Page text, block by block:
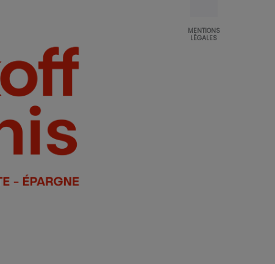
MENTIONS
LÉGALES